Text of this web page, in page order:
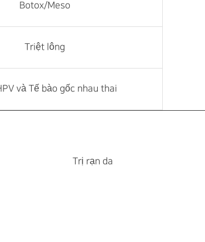
Botox/Meso
Triệt lông
và Tế bào gốc nhau thai
Trị rạn da